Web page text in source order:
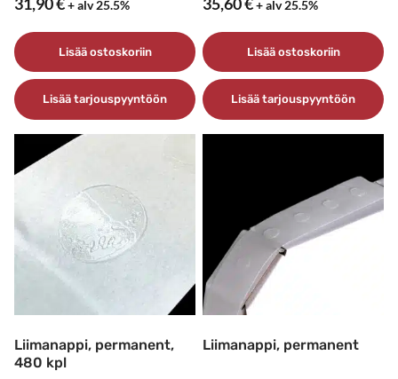
31,90€+ alv 25.5%
Lisää ostoskoriin
Lisää tarjouspyyntöön
35,60€+ alv 25.5%
Lisää ostoskoriin
Lisää tarjouspyyntöön
Liimanappi, permanent,
480 kpl
Liimanappi, permanent